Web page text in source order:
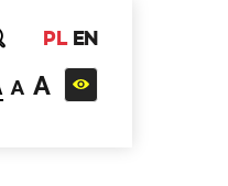
PL EN
A A